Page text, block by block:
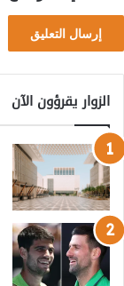
الزوار يقرؤون الآن